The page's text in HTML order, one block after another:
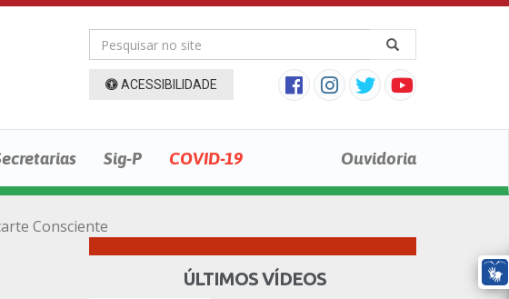
ACESSIBILIDADE
Sig-P COVID-19 Ouvidoria
Consciente
ÚLTIMOS VÍDEOS